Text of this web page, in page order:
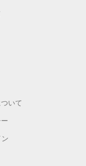
いて